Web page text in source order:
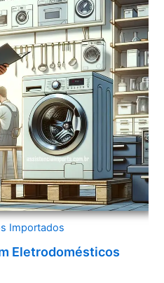
Importados
Eletrodomésticos